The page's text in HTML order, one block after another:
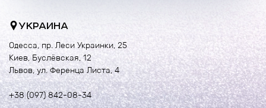
УКРАИНА
Одесса, пр. Леси Украинки, 25
Киев, Буслёвская, 12
Львов, ул. Ференца Листа, 4
+38 (097) 842-08-34